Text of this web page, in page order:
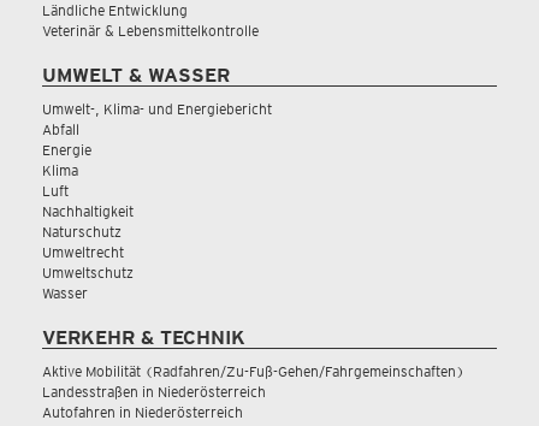
Ländliche Entwicklung
Veterinär & Lebensmittelkontrolle
UMWELT & WASSER
Umwelt-, Klima- und Energiebericht
Abfall
Energie
Klima
Luft
Nachhaltigkeit
Naturschutz
Umweltrecht
Umweltschutz
Wasser
VERKEHR & TECHNIK
Aktive Mobilität (Radfahren/Zu-Fuß-Gehen/Fahrgemeinschaften)
Landesstraßen in Niederösterreich
Autofahren in Niederösterreich